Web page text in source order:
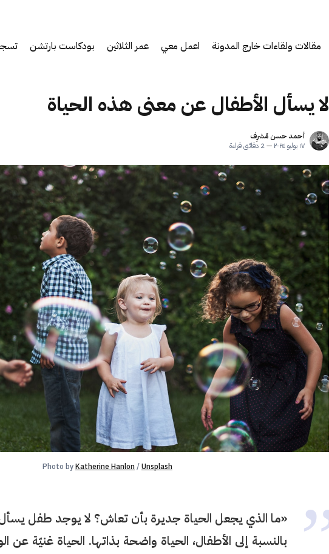
مقالات ولقاءات خارج المدونة اعمل معي عمر الثلاثين بودكاست بارتشن
لا يسأل الأطفال عن معنى هذه الحياة
أحمد حسن مُشرِف
١٧ يوليو ٢٠٢٤
—2 دقائق قراءة
Photo by Katherine Hanlon / Unsplash
«ما الذي يجعل الحياة جديرة بأن تعاش؟ لا يوجد طفل
بالنسبة إلى الأطفال، الحياة واضحة بذاتها. الحياة غنيّة